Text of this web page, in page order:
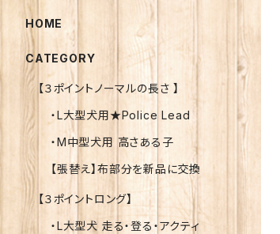
HOME
CATEGORY
【３ポイントノーマルの長さ 】
・L大型犬用★Police Lead
・M中型犬用 高さある子
【張替え】布部分を新品に交換
【３ポイントロング】
・L大型犬 走る・登る・アクティ